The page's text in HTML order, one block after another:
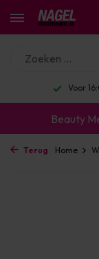
Voor
Beauty
Terug Home